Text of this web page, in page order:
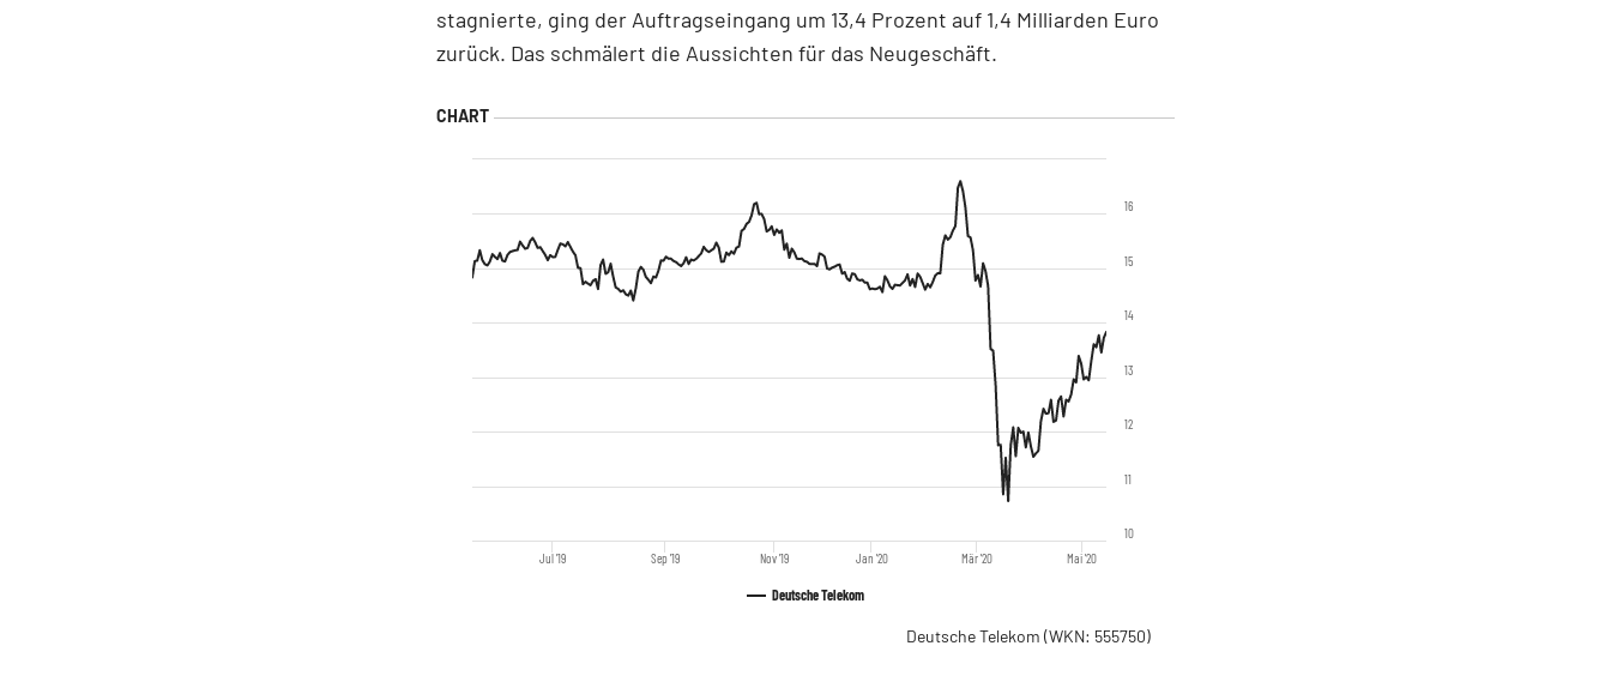
stagnierte, ging der Auftragseingang um 13,4 Prozent auf 1,4 Milliarden Euro
zurück. Das schmälert die Aussichten für das Neugeschäft.
Deutsche Telekom
Jul '19 Sep '19 Nov '19 Jan '20 Mär '20 Mai '20
10
11
12
13
14
15
16
Deutsche Telekom (WKN: 555750)